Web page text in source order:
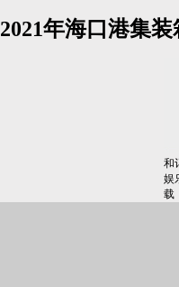
2021年海口港集
和
娱
载